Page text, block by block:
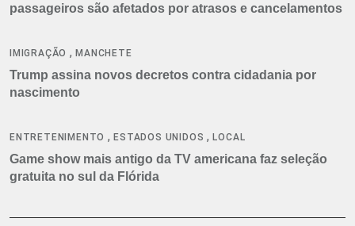
passageiros são afetados por atrasos e cancelamentos
IMIGRAÇÃO ,MANCHETE
Trump assina novos decretos contra cidadania por
nascimento
ENTRETENIMENTO ,ESTADOS UNIDOS ,LOCAL
Game show mais antigo da TV americana faz seleção
gratuita no sul da Flórida